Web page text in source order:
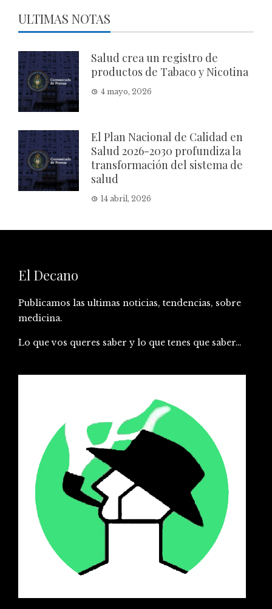
ULTIMAS NOTAS
Salud crea un registro de
productos de Tabaco y Nicotina
4 mayo, 2026
El Plan Nacional de Calidad en
Salud 2026-2030 profundiza la
transformación del sistema de
salud
14 abril, 2026
El Decano
Publicamos las ultimas noticias, tendencias, sobre
medicina.
Lo que vos queres saber y lo que tenes que saber…